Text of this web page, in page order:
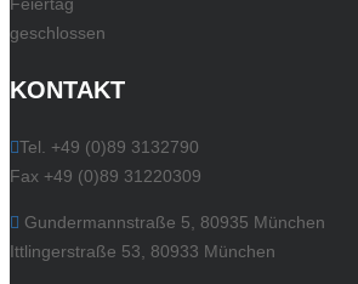
Feiertag
geschlossen
KONTAKT
Tel. +49 (0)89 3132790
Fax +49 (0)89 31220309
Gundermannstraße 5, 80935 München
Ittlingerstraße 53, 80933 München